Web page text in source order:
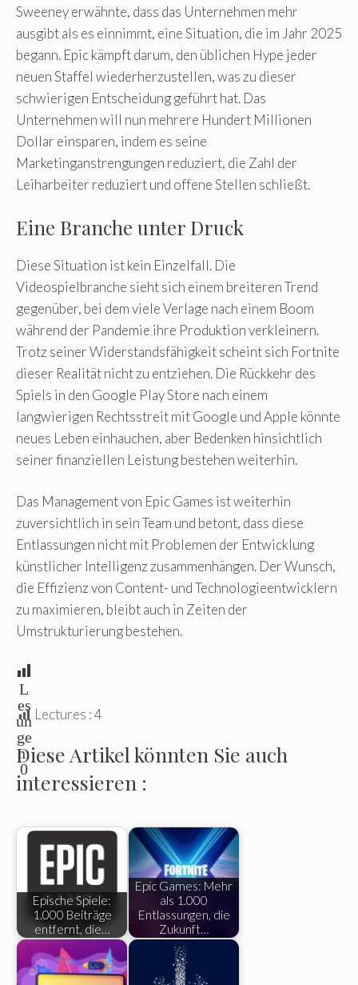
Sweeney erwähnte, dass das Unternehmen mehr
ausgibt als es einnimmt, eine Situation, die im Jahr 2025
begann. Epic kämpft darum, den üblichen Hype jeder
neuen Staffel wiederherzustellen, was zu dieser
schwierigen Entscheidung geführt hat. Das
Unternehmen will nun mehrere Hundert Millionen
Dollar einsparen, indem es seine
Marketinganstrengungen reduziert, die Zahl der
Leiharbeiter reduziert und offene Stellen schließt.
Eine Branche unter Druck
Diese Situation ist kein Einzelfall. Die
Videospielbranche sieht sich einem breiteren Trend
gegenüber, bei dem viele Verlage nach einem Boom
während der Pandemie ihre Produktion verkleinern.
Trotz seiner Widerstandsfähigkeit scheint sich Fortnite
dieser Realität nicht zu entziehen. Die Rückkehr des
Spiels in den Google Play Store nach einem
langwierigen Rechtsstreit mit Google und Apple könnte
neues Leben einhauchen, aber Bedenken hinsichtlich
seiner finanziellen Leistung bestehen weiterhin.
Das Management von Epic Games ist weiterhin
zuversichtlich in sein Team und betont, dass diese
Entlassungen nicht mit Problemen der Entwicklung
künstlicher Intelligenz zusammenhängen. Der Wunsch,
die Effizienz von Content- und Technologieentwicklern
zu maximieren, bleibt auch in Zeiten der
Umstrukturierung bestehen.
L
es
un
ge
n:
0
Lectures :4
Diese Artikel könnten Sie auch
interessieren :
Epische Spiele:
1.000 Beiträge
entfernt, die…
Epic Games: Mehr
als 1.000
Entlassungen, die
Zukunft…